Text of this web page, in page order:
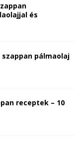
és
pálmaolaj
receptek – 10